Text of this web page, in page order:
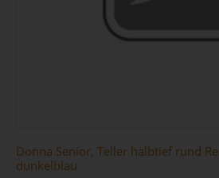
Donna Senior, Teller halbtief rund
dunkelblau